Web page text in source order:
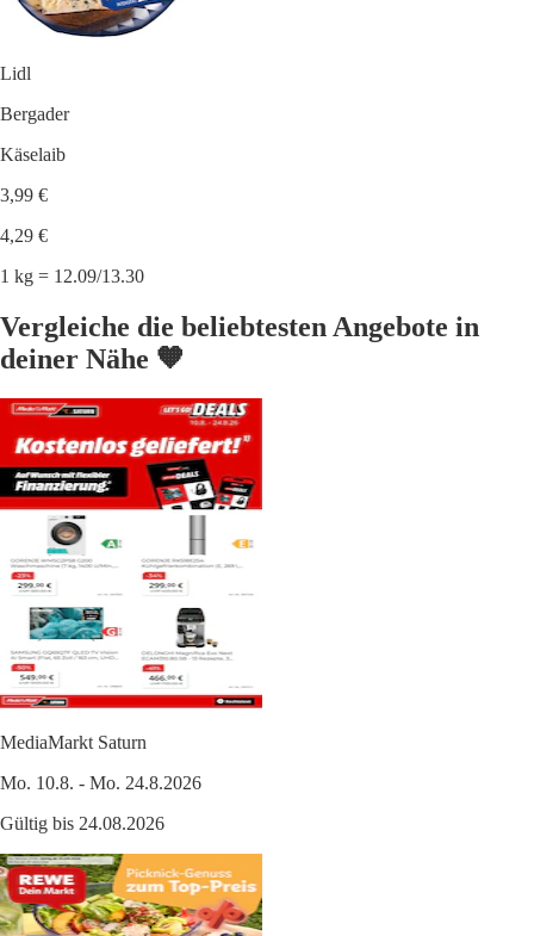
Lidl
Bergader
Käselaib
3,99 €
4,29 €
1 kg = 12.09/13.30
Vergleiche die beliebtesten Angebote in
deiner Nähe 🧡
MediaMarkt Saturn
Mo. 10.8. - Mo. 24.8.2026
Gültig bis 24.08.2026